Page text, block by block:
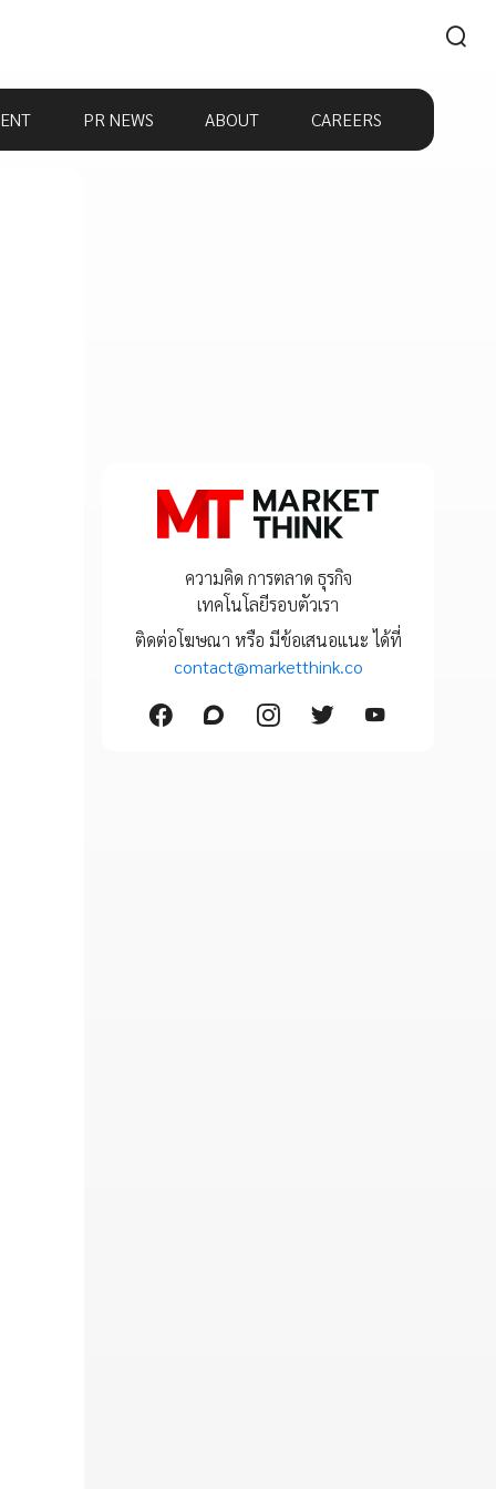
PR NEWS ABOUT CAREERS
ความคิด การตลาด ธุรกิจ
เทคโนโลยีรอบตัวเรา
ติดต่อโฆษณา หรือ มีข้อเสนอแนะ ได้ที่
contact@marketthink.co